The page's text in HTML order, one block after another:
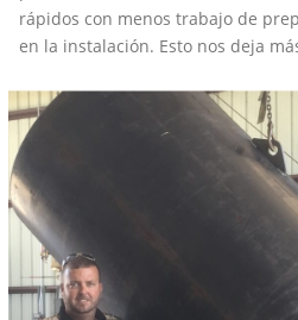
rápidos con menos trabajo de
en la instalación. Esto nos deja